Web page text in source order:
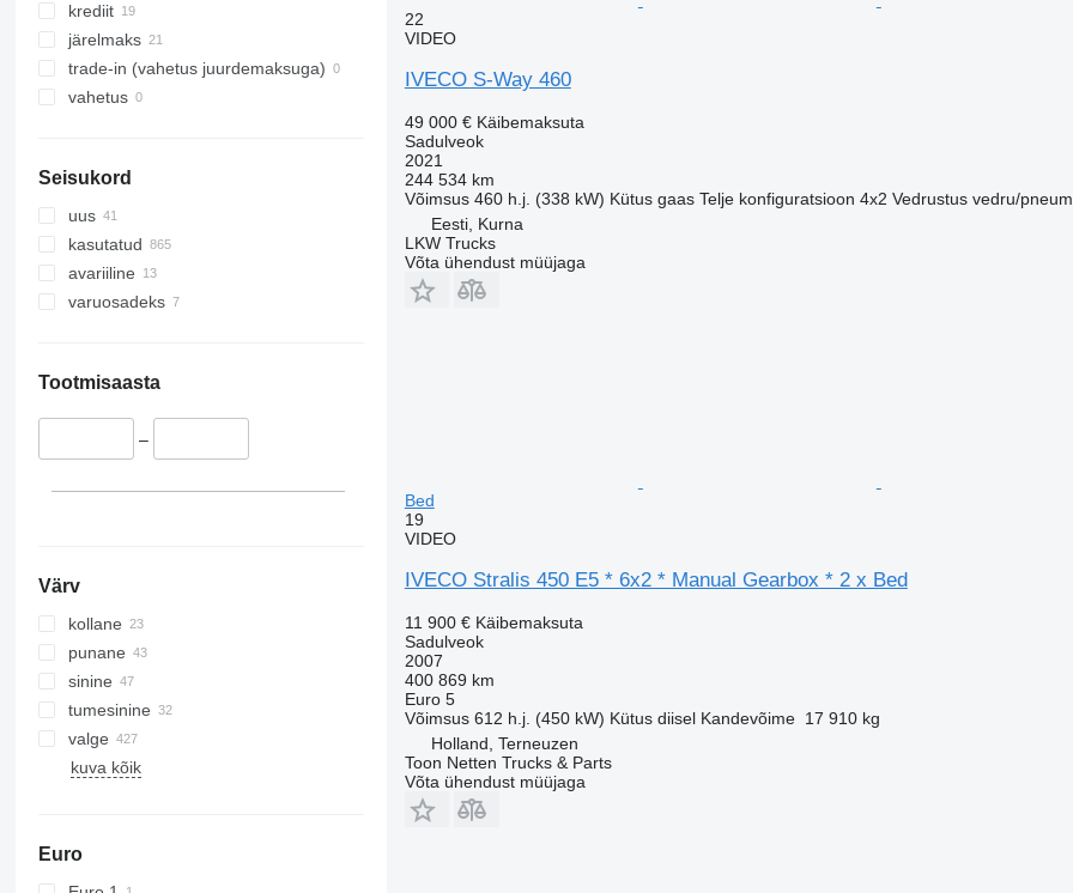
krediit
järelmaks
trade-in (vahetus juurdemaksuga)
vahetus
Seisukord
uus
kasutatud
avariiline
varuosadeks
Tootmisaasta
–
Värv
kollane
punane
sinine
tumesinine
valge
kuva kõik
Euro
22
VIDEO
IVECO S-Way 460
49 000 € Käibemaksuta
Sadulveok
2021
244 534 km
Võimsus 460 h.j. (338 kW) Kütus gaas Telje konfiguratsioon 4x2 Vedrustus vedru/
Eesti, Kurna
LKW Trucks
Võta ühendust müüjaga
Bed
19
VIDEO
IVECO Stralis 450 E5 * 6x2 * Manual Gearbox * 2 x Bed
11 900 € Käibemaksuta
Sadulveok
2007
400 869 km
Euro 5
Võimsus 612 h.j. (450 kW) Kütus diisel Kandevõime 17 910 kg
Holland, Terneuzen
Toon Netten Trucks & Parts
Võta ühendust müüjaga